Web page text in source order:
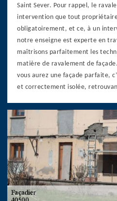
Saint Sever. Pour rappel, le
intervention que tout
obligatoirement, et ce, à un
notre enseigne est experte en
maîtrisons parfaitement les
matière de ravalement de
vous aurez une façade parfaite,
et correctement isolée,